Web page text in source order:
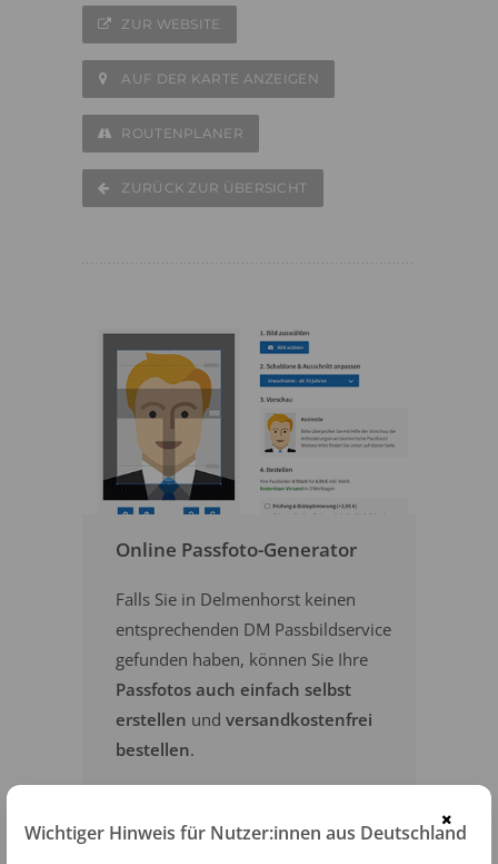
ZUR WEBSITE
AUF DER KARTE ANZEIGEN
ROUTENPLANER
ZURÜCK ZUR ÜBERSICHT
Online Passfoto-Generator
Falls Sie in Delmenhorst keinen
entsprechenden DM Passbildservice
gefunden haben, können Sie Ihre
Passfotos auch einfach selbst
erstellen und versandkostenfrei
bestellen.
×
Wichtiger Hinweis für Nutzer:innen aus Deutschland